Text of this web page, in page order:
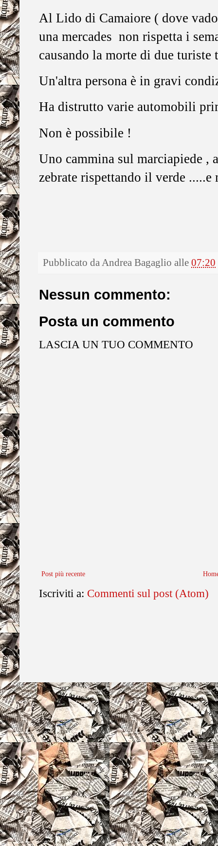
Al Lido di Camaiore ( dove
una mercades non rispetta i
causando la morte di due turiste
Un'altra persona è in gravi
Ha distrutto varie automobili
Non è possibile !
Uno cammina sul marciapiede ,
zebrate rispettando il verde
Pubblicato daAndrea Bagaglio alle 07:20
Nessun commento:
Posta un commento
LASCIA UN TUO COMMENTO
Post più recente
Iscriviti a: Commenti sul post (Atom)